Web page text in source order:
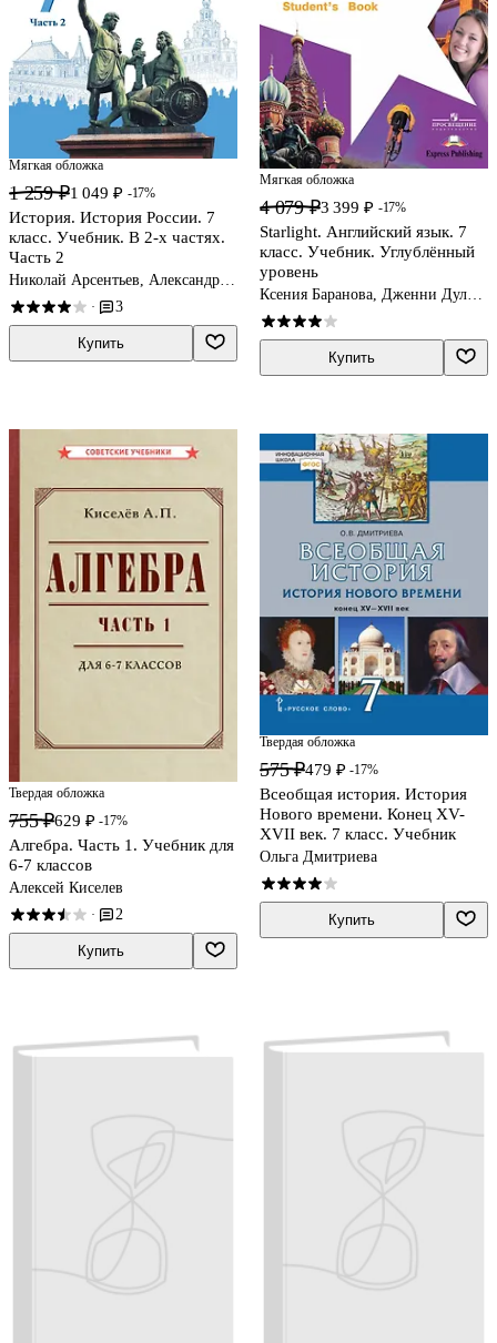
Мягкая обложка
1 259 ₽1 049 ₽ -17%
История. История России. 7
класс. Учебник. В 2-х частях.
Часть 2
Николай Арсентьев, Александр
Данилов, Игорь Курукин
· 3
Купить
Мягкая обложка
4 079 ₽3 399 ₽ -17%
Starlight. Английский язык. 7
класс. Учебник. Углублённый
уровень
Ксения Баранова, Дженни Дули,
Виктория Копылова
Купить
Твердая обложка
755 ₽629 ₽ -17%
Алгебра. Часть 1. Учебник для
6-7 классов
Алексей Киселев
· 2
Купить
Твердая обложка
575 ₽479 ₽ -17%
Всеобщая история. История
Нового времени. Конец XV-
XVII век. 7 класс. Учебник
Ольга Дмитриева
Купить